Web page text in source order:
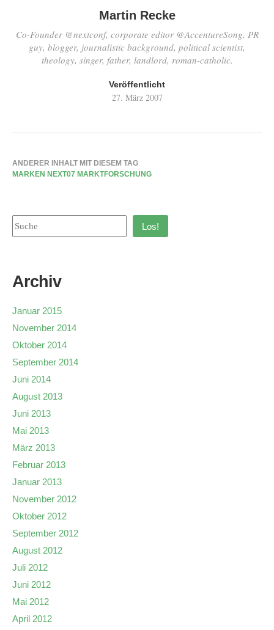
Martin Recke
Co-Founder @nextconf, corporate editor @AccentureSong, PR
guy, blogger, journalistic background, political scientist,
theology, singer, father, landlord, roman-catholic.
Veröffentlicht
27. März 2007
ANDERER INHALT MIT DIESEM TAG
MARKEN NEXT07 MARKTFORSCHUNG
Los!
Archiv
Januar 2015
November 2014
Oktober 2014
September 2014
Juni 2014
August 2013
Juni 2013
Mai 2013
März 2013
Februar 2013
Januar 2013
November 2012
Oktober 2012
September 2012
August 2012
Juli 2012
Juni 2012
Mai 2012
April 2012